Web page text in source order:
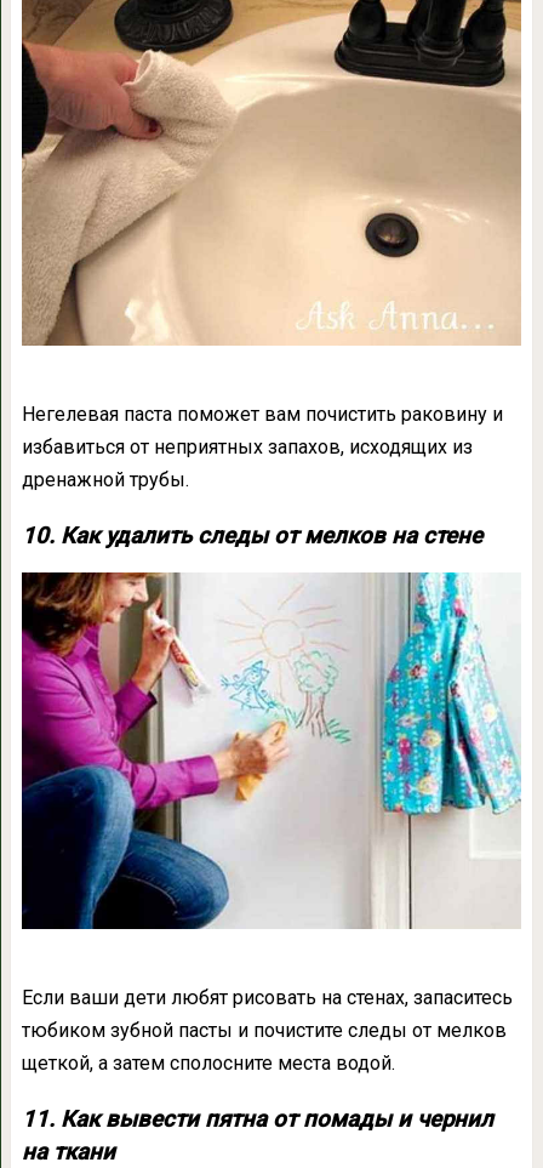
Негелевая паста поможет вам почистить раковину и
избавиться от неприятных запахов, исходящих из
дренажной трубы.
10. Как удалить следы от мелков на стене
Если ваши дети любят рисовать на стенах, запаситесь
тюбиком зубной пасты и почистите следы от мелков
щеткой, а затем сполосните места водой.
11. Как вывести пятна от помады и чернил
на ткани